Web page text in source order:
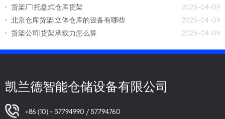
货架厂|托盘式仓库货架
2025-04-09
北京仓库货架|立体仓库的设备有哪些
2025-04-09
货架公司|货架承载力怎么算
2025-04-09
凯兰德智能仓储设备有限公司
+86 (10) - 57794990 / 57794760